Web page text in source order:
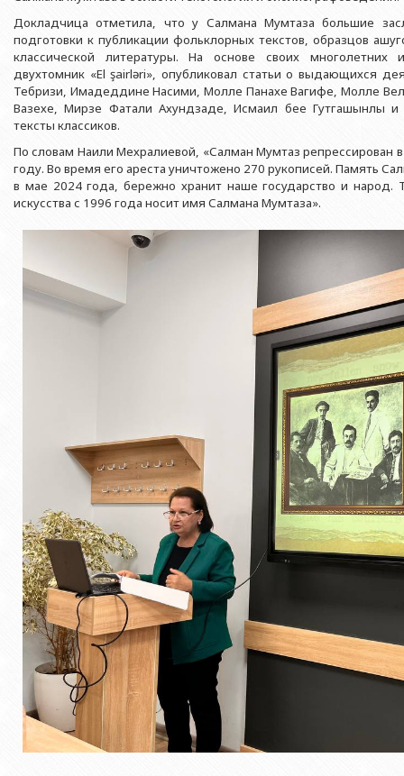
Почетные доктора
Образование в БГУ
Перечень специальностей
Знаменательные даты в истории БГУ
Служба психологической помощи
Культурно-творческий центр
Спортивно-оздоровительный
Типография
Издательство
Филологический
Исторический
Факультет
Юридический
Факультет
Факультет
Факультет
Факультет Теология
Факультет
Азербайджанской
Юридическое
Азербайджанской
Юридическое
образования
Азербайджанской
Юридическое
и образования
Докладчица отметила, что у Салмана Мумтаза большие
подготовки к публикации фольклорных текстов, образцов
классической литературы. На основе своих многолетних
двухтомник «El şairləri», опубликовал статьи о выдающихся
Тебризи, Имадеддине Насими, Молле Панахе Вагифе, Молле
Вазехе, Мирзе Фатали Ахундзаде, Исмаил бее Гутгашынлы и
тексты классиков.
По словам Наили Мехралиевой, «Салман Мумтаз репрессирован
году. Во время его ареста уничтожено 270 рукописей. Память
в мае 2024 года, бережно хранит наше государство и народ.
искусства с 1996 года носит имя Салмана Мумтаза».